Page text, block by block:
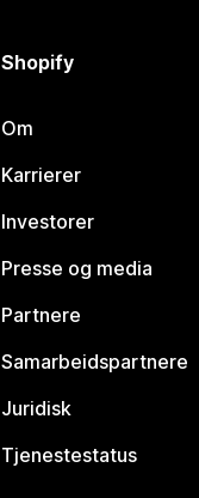
Shopify
Om
Karrierer
Investorer
Presse og media
Partnere
Samarbeidspartnere
Juridisk
Tjenestestatus